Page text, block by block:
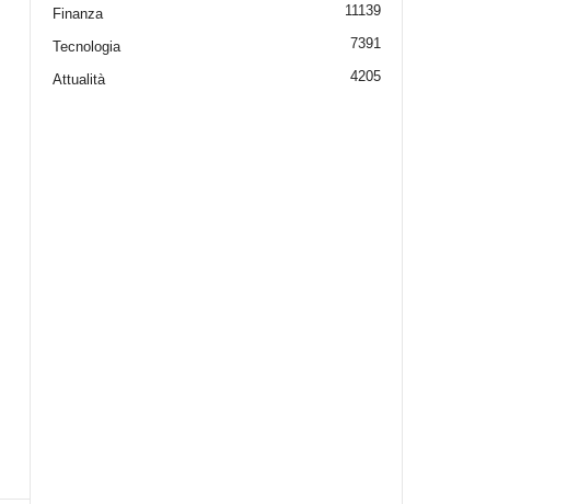
Finanza 11139
Tecnologia 7391
Attualità 4205